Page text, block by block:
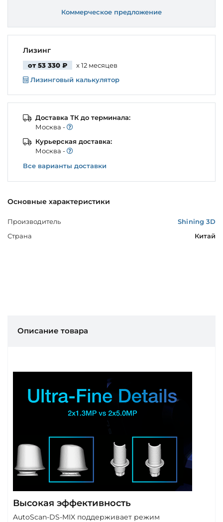
Основные характеристики
Производитель
Shining 3D
Страна
Китай
Коммерческое предложение
Лизинг
от 53 330 ₽
x 12 месяцев
Лизинговый калькулятор
Доставка ТК до терминала:
Моcква -
Курьерская доставка:
Моcква -
Все варианты доставки
Описание товара
Высокая эффективность
AutoScan-DS-MIX поддерживает режим